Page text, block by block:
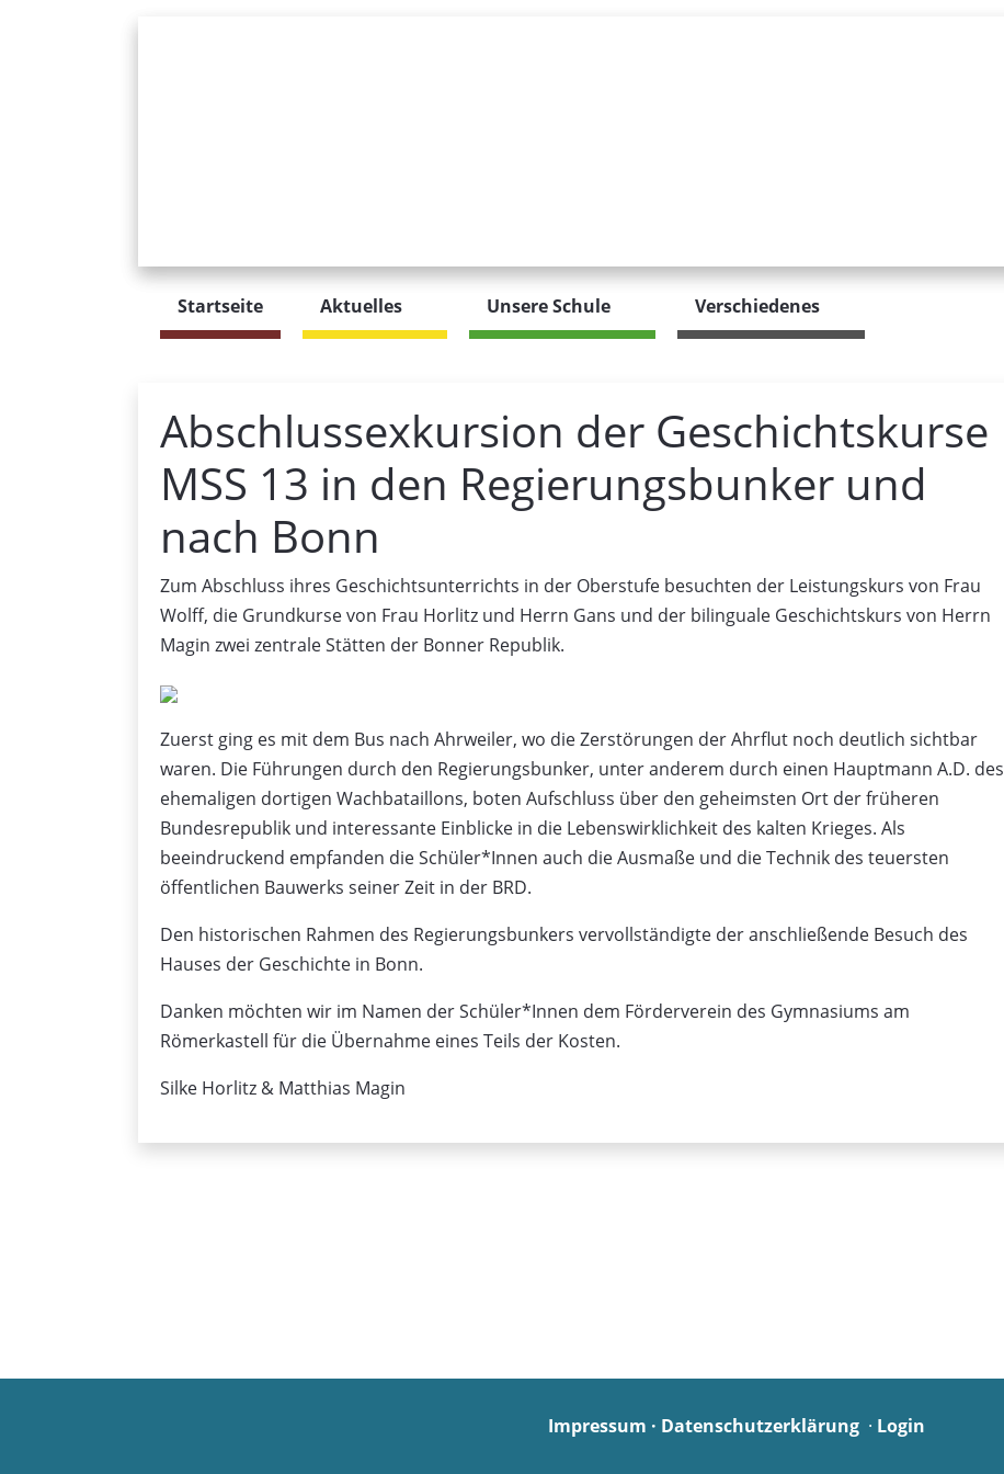
Startseite Aktuelles Unsere Schule Verschiedenes
Abschlussexkursion der Geschichtskurse
MSS 13 in den Regierungsbunker und
nach Bonn
Zum Abschluss ihres Geschichtsunterrichts in der Oberstufe besuchten der Leistungskurs von Frau
Wolff, die Grundkurse von Frau Horlitz und Herrn Gans und der bilinguale Geschichtskurs von Herrn
Magin zwei zentrale Stätten der Bonner Republik.
Zuerst ging es mit dem Bus nach Ahrweiler, wo die Zerstörungen der Ahrflut noch deutlich sichtbar
waren. Die Führungen durch den Regierungsbunker, unter anderem durch einen Hauptmann A.D. des
ehemaligen dortigen Wachbataillons, boten Aufschluss über den geheimsten Ort der früheren
Bundesrepublik und interessante Einblicke in die Lebenswirklichkeit des kalten Krieges. Als
beeindruckend empfanden die Schüler*Innen auch die Ausmaße und die Technik des teuersten
öffentlichen Bauwerks seiner Zeit in der BRD.
Den historischen Rahmen des Regierungsbunkers vervollständigte der anschließende Besuch des
Hauses der Geschichte in Bonn.
Danken möchten wir im Namen der Schüler*Innen dem Förderverein des Gymnasiums am
Römerkastell für die Übernahme eines Teils der Kosten.
Silke Horlitz & Matthias Magin
Impressum · Datenschutzerklärung · Login